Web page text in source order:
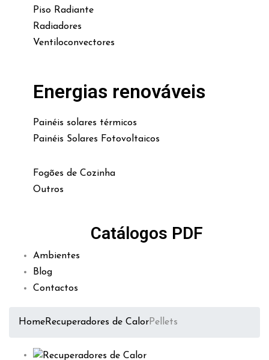
Piso Radiante
Radiadores
Ventiloconvectores
Energias renováveis
Painéis solares térmicos
Painéis Solares Fotovoltaicos
Fogões de Cozinha
Outros
Catálogos PDF
Ambientes
Blog
Contactos
HomeRecuperadores de CalorPellets